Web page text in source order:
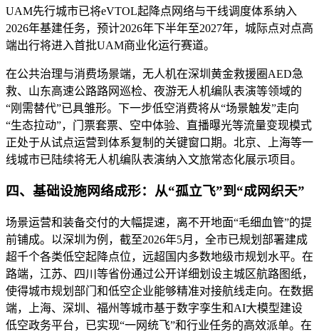
UAM先行城市已将eVTOL起降点网络与干线调度体系纳入
2026年基建任务，预计2026年下半年至2027年，城际点对点高
端出行将进入首批UAM商业化运行赛道。
在公共治理与消费场景端，无人机在深圳黄金救援圈AED急
救、山东高速公路路网巡检、夜游无人机编队表演等领域的
“刚需替代”已具雏形。下一步低空消费将从“场景触发”走向
“生态拉动”，门票套票、空中体验、直播曝光等流量变现模式
正处于从试点运营到体系复制的关键窗口期。北京、上海等一
线城市已陆续将无人机编队表演纳入文旅常态化展示项目。
四、基础设施网络成形：从“孤立飞”到“成网织天”
场景运营和装备交付的大幅提速，离不开地面“毛细血管”的提
前铺成。以深圳为例，截至2026年5月，全市已规划部署建成
超千个各类低空起降点位，远超国内多数地级市规划水平。在
路端，江苏、四川等省份通过公开详细划设主城区航路图纸，
使得城市规划部门和低空企业能够精准对接航线走向。在数据
端，上海、深圳、福州等城市基于数字孪生和AI大模型建设
低空政务平台，已实现“一网统飞”和行业任务的高效派单。在